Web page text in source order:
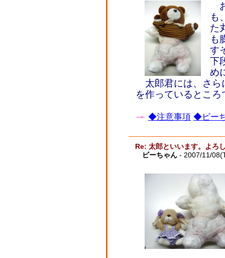
も
た
も
す
下
め
太郎君には、さら
を作っているところ
◆注意事項 ◆ビー
Re: 太郎といいます。よろ
ビーちゃん - 2007/11/